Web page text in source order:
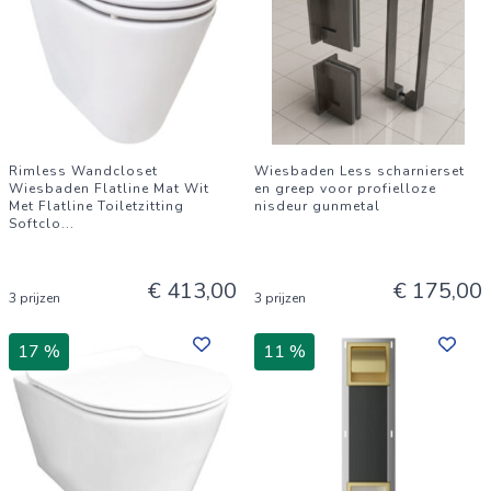
Rimless Wandcloset
Wiesbaden Flatline Mat Wit
Met Flatline Toiletzitting
Softclo...
3 prijzen € 413,00
Wiesbaden Less scharnierset
en greep voor profielloze
nisdeur gunmetal
3 prijzen € 175,00
17 % 11 %